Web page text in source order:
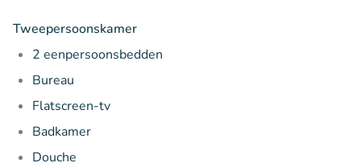
Tweepersoonskamer
2 eenpersoonsbedden
Bureau
Flatscreen-tv
Badkamer
Douche